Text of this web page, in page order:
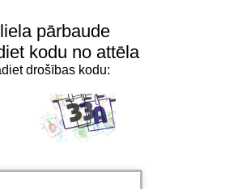
pārbaude
kodu no attēla
drošības kodu: